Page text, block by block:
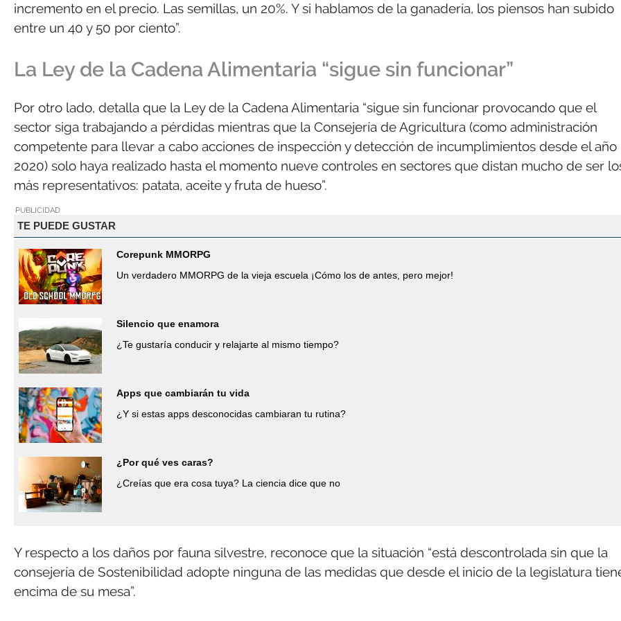
incremento en el precio. Las semillas, un 20%. Y si hablamos de la ganadería, los piensos han subido
entre un 40 y 50 por ciento”.
La Ley de la Cadena Alimentaria “sigue sin funcionar”
Por otro lado, detalla que la Ley de la Cadena Alimentaria “sigue sin funcionar provocando que el
sector siga trabajando a pérdidas mientras que la Consejería de Agricultura (como administración
competente para llevar a cabo acciones de inspección y detección de incumplimientos desde el año
2020) solo haya realizado hasta el momento nueve controles en sectores que distan mucho de ser
más representativos: patata, aceite y fruta de hueso”.
PUBLICIDAD
TE PUEDE GUSTAR
Corepunk MMORPG
Un verdadero MMORPG de la vieja escuela ¡Cómo los de antes, pero mejor!
Silencio que enamora
¿Te gustaría conducir y relajarte al mismo tiempo?
Apps que cambiarán tu vida
¿Y si estas apps desconocidas cambiaran tu rutina?
¿Por qué ves caras?
¿Creías que era cosa tuya? La ciencia dice que no
Y respecto a los daños por fauna silvestre, reconoce que la situación “está descontrolada sin que la
consejería de Sostenibilidad adopte ninguna de las medidas que desde el inicio de la legislatura
encima de su mesa”.